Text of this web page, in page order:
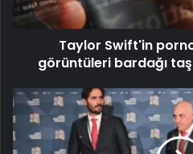
Taylor Swift'in
görüntüleri bardağı